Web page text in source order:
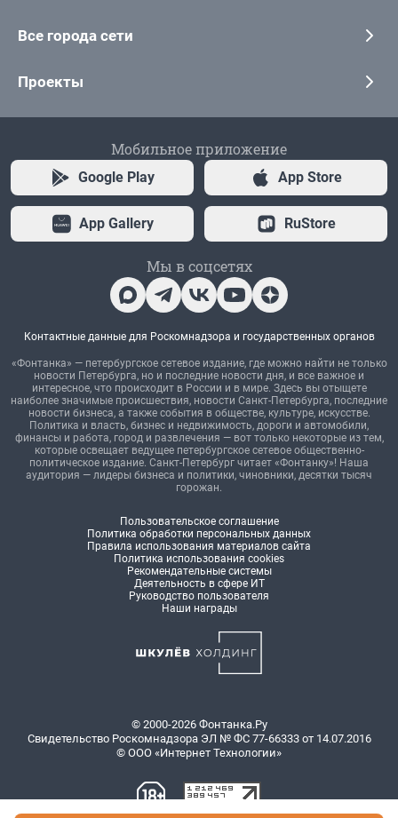
Все города сети
Проекты
Мобильное приложение
Google Play App Store
App Gallery RuStore
Мы в соцсетях
Контактные данные для Роскомнадзора и государственных органов
«Фонтанка» — петербургское сетевое издание, где можно найти не только
новости Петербурга, но и последние новости дня, и все важное и
интересное, что происходит в России и в мире. Здесь вы отыщете
наиболее значимые происшествия, новости Санкт-Петербурга, последние
новости бизнеса, а также события в обществе, культуре, искусстве.
Политика и власть, бизнес и недвижимость, дороги и автомобили,
финансы и работа, город и развлечения — вот только некоторые из тем,
которые освещает ведущее петербургское сетевое общественно-
политическое издание. Санкт-Петербург читает «Фонтанку»! Наша
аудитория — лидеры бизнеса и политики, чиновники, десятки тысяч
горожан.
Пользовательское соглашение
Политика обработки персональных данных
Правила использования материалов сайта
Политика использования cookies
Рекомендательные системы
Деятельность в сфере ИТ
Руководство пользователя
Наши награды
© 2000-2026 Фонтанка.Ру
Свидетельство Роскомнадзора ЭЛ № ФС 77-66333 от 14.07.2016
© ООО «Интернет Технологии»